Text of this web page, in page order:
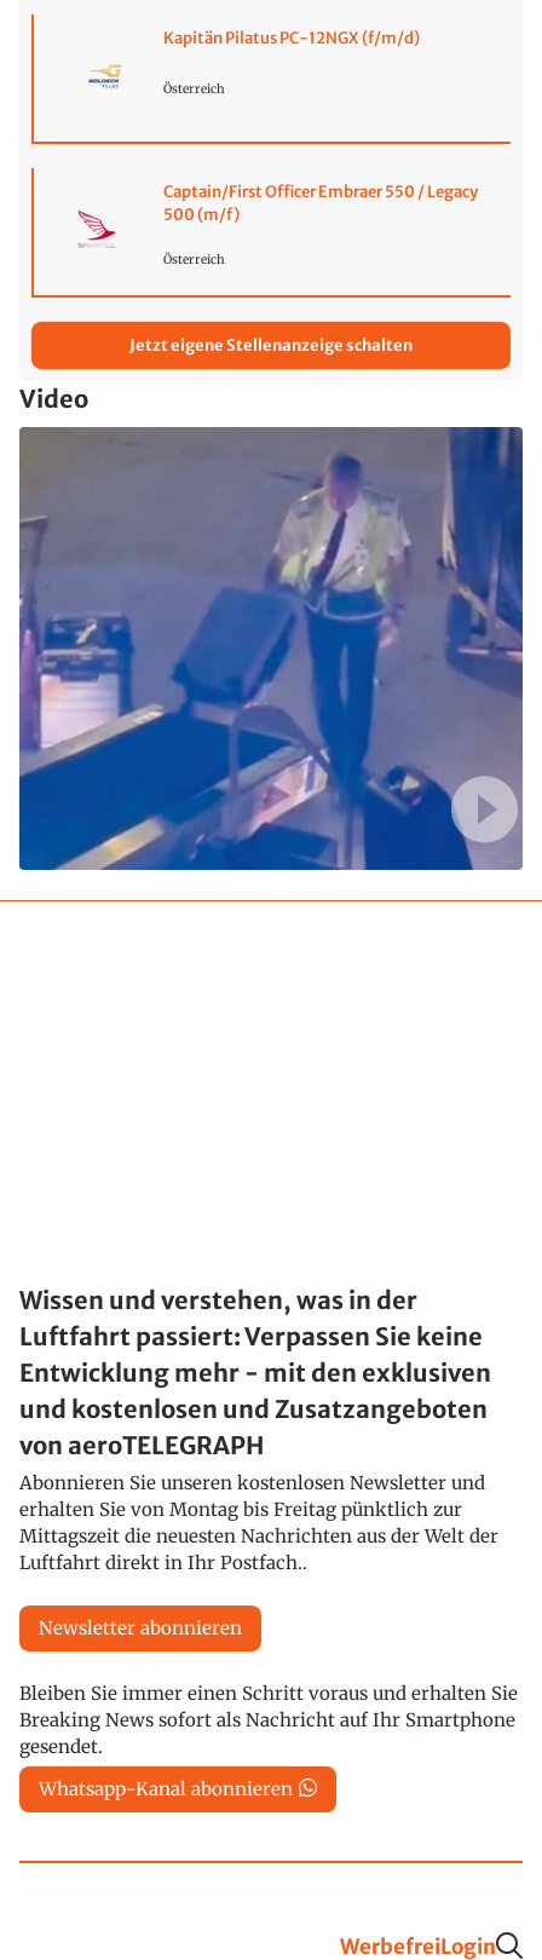
Kapitän Pilatus PC-12NGX (f/m/d)
Österreich
Captain/First Officer Embraer 550 / Legacy
500 (m/f)
Österreich
Jetzt eigene Stellenanzeige schalten
Video
Wissen und verstehen, was in der
Luftfahrt passiert: Verpassen Sie keine
Entwicklung mehr - mit den exklusiven
und kostenlosen und Zusatzangeboten
von aeroTELEGRAPH
Abonnieren Sie unseren kostenlosen Newsletter und
erhalten Sie von Montag bis Freitag pünktlich zur
Mittagszeit die neuesten Nachrichten aus der Welt der
Luftfahrt direkt in Ihr Postfach..
Newsletter abonnieren
Bleiben Sie immer einen Schritt voraus und erhalten Sie
Breaking News sofort als Nachricht auf Ihr Smartphone
gesendet.
Whatsapp-Kanal abonnieren
WerbefreiLogin